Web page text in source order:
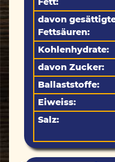
davon
Fettsäuren:
Kohlenhydrate:
davon Zucker:
Ballaststoffe:
Eiweiss:
Salz: